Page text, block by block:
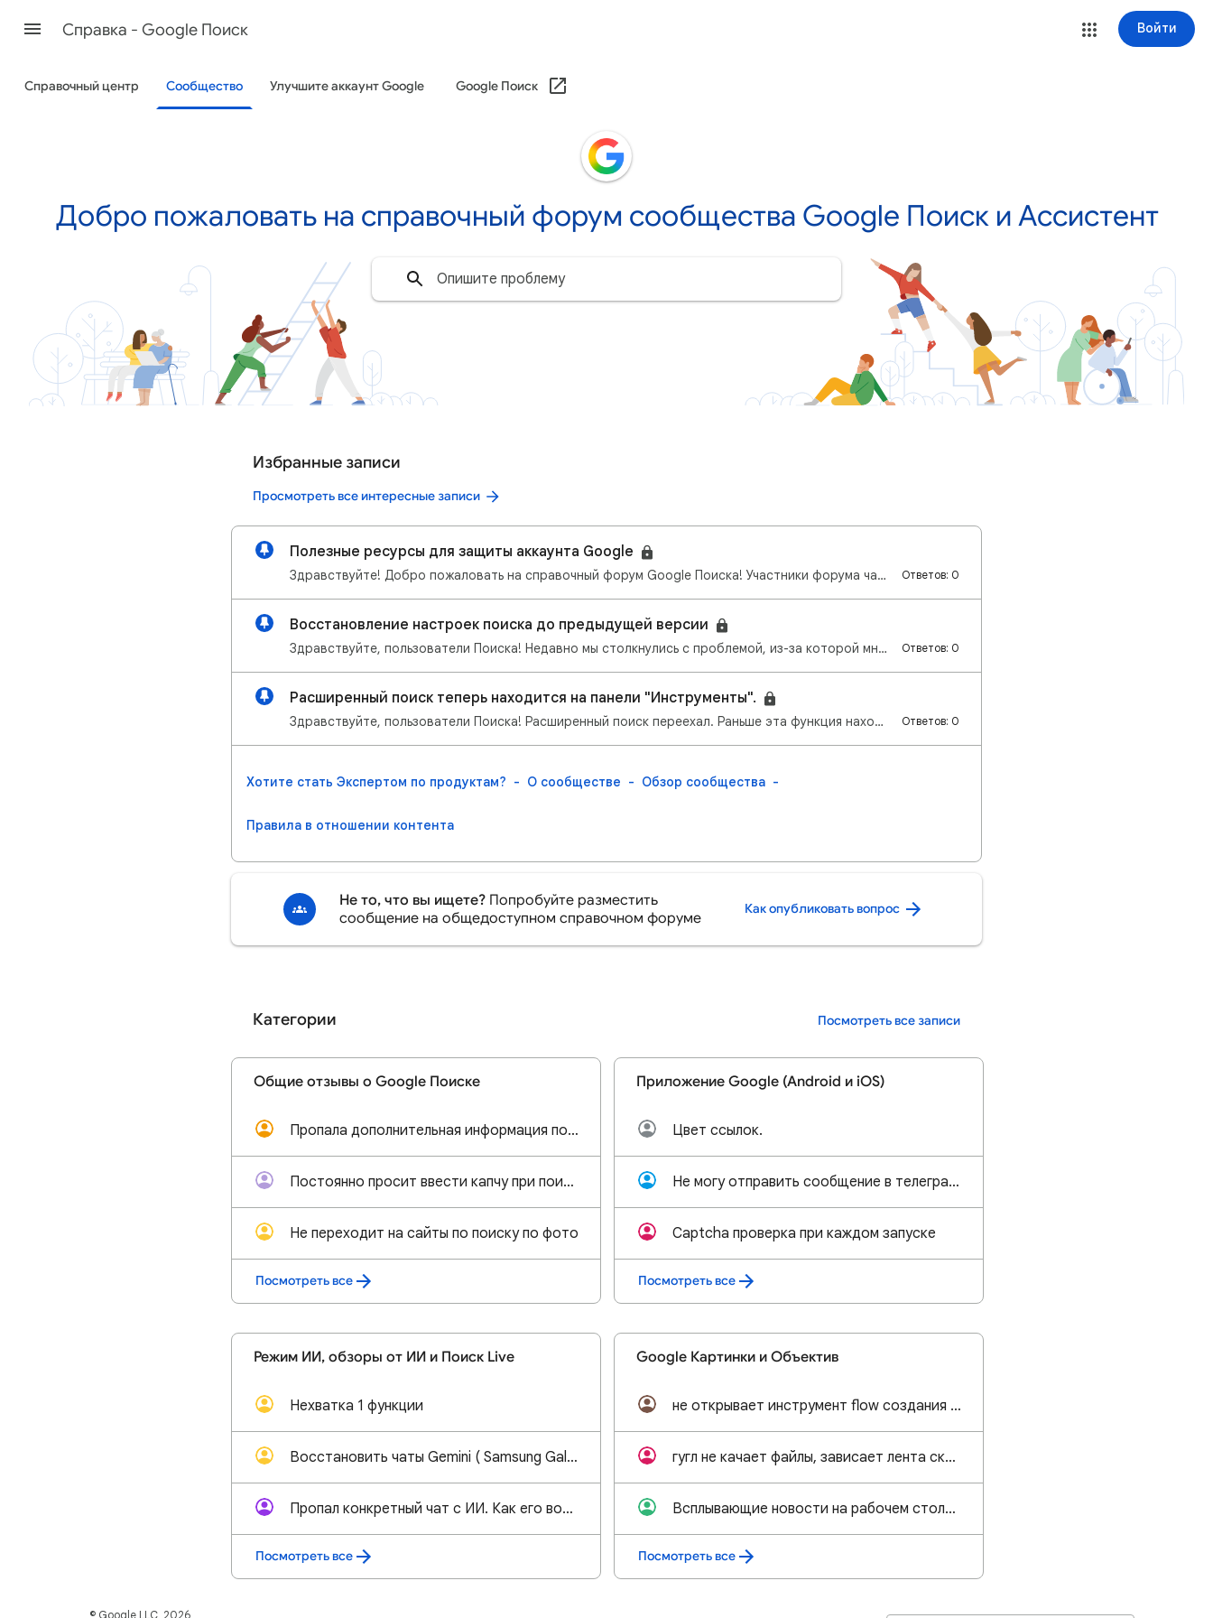
Cправка - Google Поиск Войти
Справочный центр Сообщество Улучшите аккаунт Google Google Поиск
Добро пожаловать на справочный форум сообщества Google Поиск и Ассистент
Избранные записи
Просмотреть все интересные записи
Полезные ресурсы для защиты аккаунта Google
Здравствуйте! Добро пожаловать на справочный форум Google Поиска! Участники форума часто обсуждают, … Ответов: 0
Восстановление настроек поиска до предыдущей версии
Здравствуйте, пользователи Поиска! Недавно мы столкнулись с проблемой, из-за которой многие настройк… Ответов: 0
Расширенный поиск теперь находится на панели "Инструменты".
Здравствуйте, пользователи Поиска! Расширенный поиск переехал. Раньше эта функция находилась в меню … Ответов: 0
Хотите стать Экспертом по продуктам? О сообществе Обзор сообщества
Правила в отношении контента
Не то, что вы ищете? Попробуйте разместить
сообщение на общедоступном справочном форуме
Как опубликовать вопрос
Категории Посмотреть все записи
Общие отзывы о Google Поиске
Пропала дополнительная информация по поиску сбоку и картинки.
Постоянно просит ввести капчу при поиске в гугл
Не переходит на сайты по поиску по фото
Посмотреть все
Приложение Google (Android и iOS)
Цвет ссылок.
Не могу отправить сообщение в телеграм с помощью Гугл ассистента
Captcha проверка при каждом запуске
Посмотреть все
Режим ИИ, обзоры от ИИ и Поиск Live
Нехватка 1 функции
Восстановить чаты Gemini ( Samsung Galaxy A07 6/128 )
Пропал конкретный чат с ИИ. Как его восстановить или найти?
Посмотреть все
Google Картинки и Объектив
не открывает инструмент flow создания изображения
гугл не качает файлы, зависает лента скачиваний
Всплывающие новости на рабочем столе, как убрать🤔
Посмотреть все
© Google LLC, 2026